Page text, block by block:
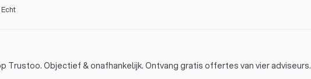
Trustoo. Objectief & onafhankelijk. Ontvang gratis offertes van vier adviseurs.